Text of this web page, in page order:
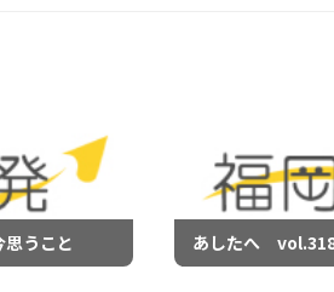
うこと あしたへ